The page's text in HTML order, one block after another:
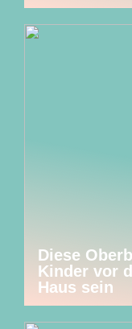
Diese
Kinder vor
Haus sein